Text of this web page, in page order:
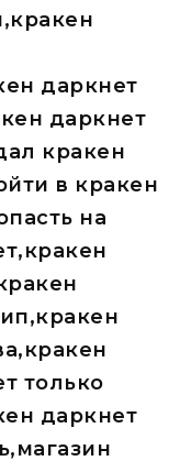
даркнет
даркнет
кракен
в кракен
на
только
даркнет